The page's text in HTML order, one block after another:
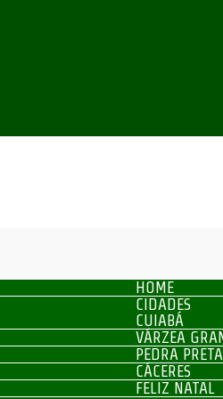
HOME
CIDADES
CUIABÁ
VÁRZEA
PEDRA PRETA
CÁCERES
FELIZ NATAL